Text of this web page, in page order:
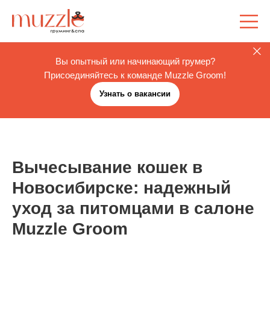
Вы опытный или начинающий грумер?
Присоединяйтесь к команде Muzzle Groom!
Узнать о вакансии
Вычесывание кошек в
Новосибирске: надежный
уход за питомцами в салоне
Muzzle Groom